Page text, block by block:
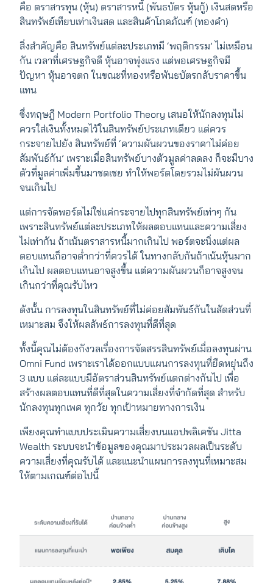
คือ ตราสารทุน (หุ้น) ตราสารหนี้ (พันธบัตร หุ้นกู้) เงินสดหรือ
สินทรัพย์เทียบเท่าเงินสด และสินค้าโภคภัณฑ์ (ทองคำ)
สิ่งสำคัญคือ สินทรัพย์แต่ละประเภทมี ‘พฤติกรรม’ ไม่เหมือน
กัน เวลาที่เศรษฐกิจดี หุ้นอาจพุ่งแรง แต่พอเศรษฐกิจมี
ปัญหา หุ้นอาจตก ในขณะที่ทองหรือพันธบัตรกลับราคาขึ้น
แทน
ซึ่งทฤษฎี Modern Portfolio Theory เสนอให้นักลงทุนไม่
ควรใส่เงินทั้งหมดไว้ในสินทรัพย์ประเภทเดียว แต่ควร
กระจายไปยัง สินทรัพย์ที่ ‘ความผันผวนของราคาไม่ค่อย
สัมพันธ์กัน’ เพราะเมื่อสินทรัพย์บางตัวมูลค่าลดลง ก็จะมีบาง
ตัวที่มูลค่าเพิ่มขึ้นมาชดเชย ทำให้พอร์ตโดยรวมไม่ผันผวน
จนเกินไป
แต่การจัดพอร์ตไม่ใช่แค่กระจายไปทุกสินทรัพย์เท่าๆ กัน
เพราะสินทรัพย์แต่ละประเภทให้ผลตอบแทนและความเสี่ยง
ไม่เท่ากัน ถ้าเน้นตราสารหนี้มากเกินไป พอร์ตจะนิ่งแต่ผล
ตอบแทนก็อาจต่ำกว่าที่ควรได้ ในทางกลับกันถ้าเน้นหุ้นมาก
เกินไป ผลตอบแทนอาจสูงขึ้น แต่ความผันผวนก็อาจสูงจน
เกินกว่าที่คุณรับไหว
ดังนั้น การลงทุนในสินทรัพย์ที่ไม่ค่อยสัมพันธ์กันในสัดส่วนที่
เหมาะสม จึงให้ผลลัพธ์การลงทุนที่ดีที่สุด
ทั้งนี้คุณไม่ต้องกังวลเรื่องการจัดสรรสินทรัพย์เมื่อลงทุนผ่าน
Omni Fund เพราะเราได้ออกแบบแผนการลงทุนที่ยืดหยุ่นถึง
3 แบบ แต่ละแบบมีอัตราส่วนสินทรัพย์แตกต่างกันไป เพื่อ
สร้างผลตอบแทนที่ดีที่สุดในความเสี่ยงที่จำกัดที่สุด สำหรับ
นักลงทุนทุกเพศ ทุกวัย ทุกเป้าหมายทางการเงิน
เพียงคุณทำแบบประเมินความเสี่ยงบนแอปพลิเคชัน Jitta
Wealth ระบบจะนำข้อมูลของคุณมาประมวลผลเป็นระดับ
ความเสี่ยงที่คุณรับได้ และแนะนำแผนการลงทุนที่เหมาะสม
ให้ตามเกณฑ์ต่อไปนี้